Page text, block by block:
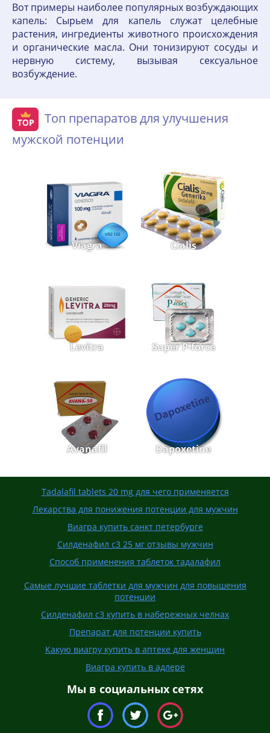
Вот примеры наиболее популярных возбуждающих
капель: Сырьем для капель служат целебные
растения, ингредиенты животного происхождения
и органические масла. Они тонизируют сосуды и
нервную систему, вызывая сексуальное
возбуждение.
Топ препаратов для улучшения
мужской потенции
Viagra Cialis
Levitra Super P-force
Avanafil Dapoxetine
Tadalafil tablets 20 mg для чего применяется
Лекарства для понижения потенции для мужчин
Виагра купить санкт петербурге
Силденафил с3 25 мг отзывы мужчин
Способ применения таблеток тадалафил
Самые лучшие таблетки для мужчин для повышения
потенции
Силденафил с3 купить в набережных челнах
Препарат для потенции купить
Какую виагру купить в аптеке для женщин
Виагра купить в адлере
Мы в социальных сетях